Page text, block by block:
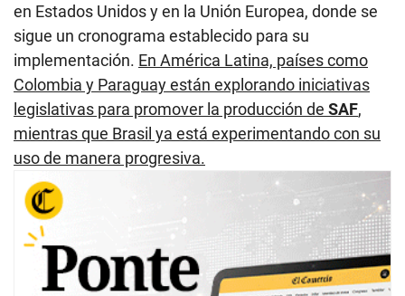
en Estados Unidos y en la Unión Europea, donde se
sigue un cronograma establecido para su
implementación. En América Latina, países como
Colombia y Paraguay están explorando iniciativas
legislativas para promover la producción de SAF,
mientras que Brasil ya está experimentando con su
uso de manera progresiva.